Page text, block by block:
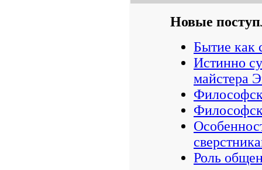
Новые
Бытие как
Истинно
майстера
Роль